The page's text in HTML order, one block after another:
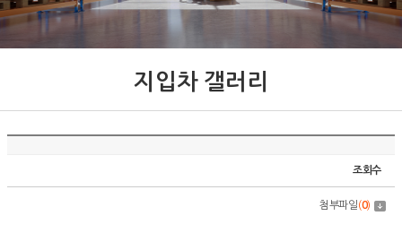
지입차 갤러리
조회수
첨부파일(0)